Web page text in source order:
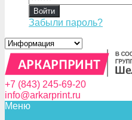
Забыли пароль?
+7 (843) 245-69-20
info@arkarprint.ru
Меню